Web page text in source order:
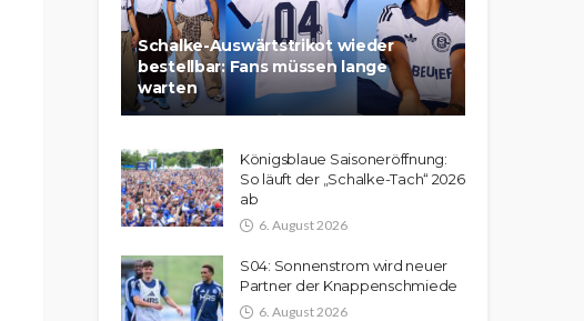
Schalke-Auswärtstrikot wieder
bestellbar: Fans müssen lange
warten
Königsblaue Saisoneröffnung:
So läuft der „Schalke-Tach“ 2026
ab
6. August 2026
S04: Sonnenstrom wird neuer
Partner der Knappenschmiede
6. August 2026